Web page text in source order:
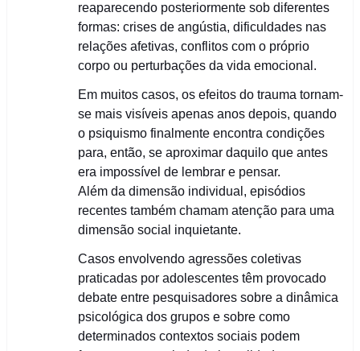
reaparecendo posteriormente sob diferentes
formas: crises de angústia, dificuldades nas
relações afetivas, conflitos com o próprio
corpo ou perturbações da vida emocional.
Em muitos casos, os efeitos do trauma tornam-
se mais visíveis apenas anos depois, quando
o psiquismo finalmente encontra condições
para, então, se aproximar daquilo que antes
era impossível de lembrar e pensar.
Além da dimensão individual, episódios
recentes também chamam atenção para uma
dimensão social inquietante.
Casos envolvendo agressões coletivas
praticadas por adolescentes têm provocado
debate entre pesquisadores sobre a dinâmica
psicológica dos grupos e sobre como
determinados contextos sociais podem